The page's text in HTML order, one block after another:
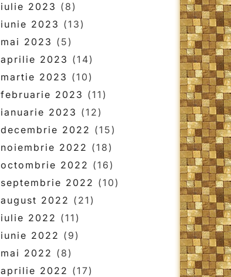
iulie 2023 (8)
iunie 2023 (13)
mai 2023 (5)
aprilie 2023 (14)
martie 2023 (10)
februarie 2023 (11)
ianuarie 2023 (12)
decembrie 2022 (15)
noiembrie 2022 (18)
octombrie 2022 (16)
septembrie 2022 (10)
august 2022 (21)
iulie 2022 (11)
iunie 2022 (9)
mai 2022 (8)
aprilie 2022 (17)